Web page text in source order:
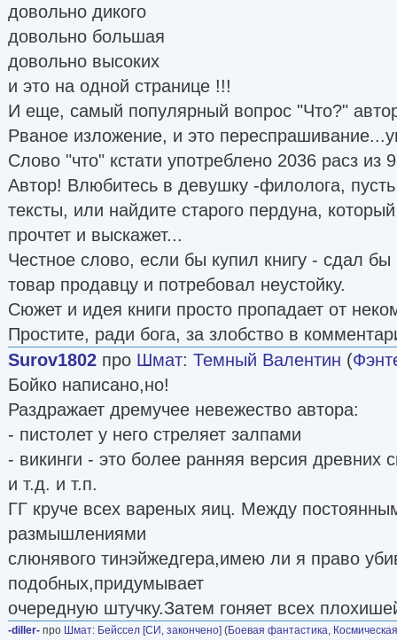
довольно дикого
довольно большая
довольно высоких
и это на одной странице !!!
И еще, самый популярный вопрос "Что?"
Рваное изложение, и это
Слово "что" кстати употреблено 2036 расз из
Автор! Влюбитесь в девушку -филолога,
тексты, или найдите старого пердуна,
прочтет и выскажет...
Честное слово, если бы купил книгу - сдал бы
товар продавцу и потребовал неустойку.
Сюжет и идея книги просто пропадает от
Простите, ради бога, за злобство в
Surov1802 про Шмат: Темный Валентин (
Бойко написано,но!
Раздражает дремучее невежество автора:
- пистолет у него стреляет залпами
- викинги - это более ранняя версия древних
и т.д. и т.п.
ГГ круче всех вареных яиц. Между
размышлениями
слюнявого тинэйжедгера,имею ли я право
подобных,придумывает
очередную штучку.Затем гоняет всех
-diller- про Шмат: Бейссел [СИ, закончено] (Боевая фантастика,